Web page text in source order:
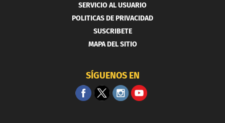
SERVICIO AL USUARIO
POLITICAS DE PRIVACIDAD
SUSCRIBETE
MAPA DEL SITIO
SÍGUENOS EN